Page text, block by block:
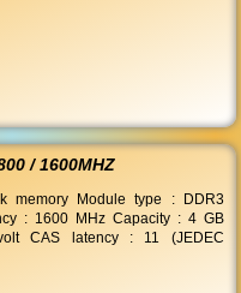
/ 1600MHZ
memory Module type : DDR3
: 1600 MHz Capacity : 4 GB
CAS latency : 11 (JEDEC